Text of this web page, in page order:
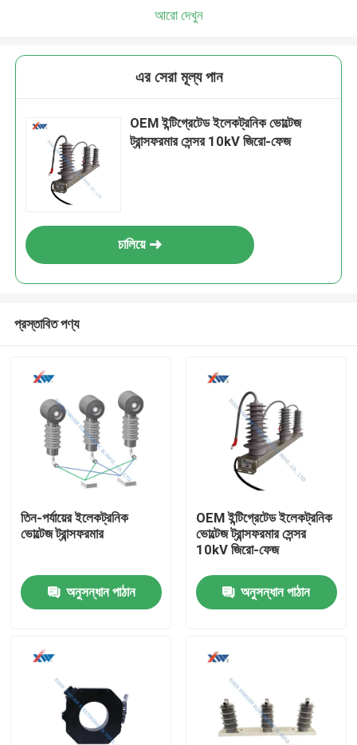
VR প্রদর্শন
আরো দেখুন
এর সেরা মূল্য পান
OEM ইন্টিগ্রেটেড ইলেকট্রনিক ভোল্টেজ
ট্রান্সফরমার সেন্সর 10kV জিরো-ফেজ
চালিয়ে
প্রস্তাবিত পণ্য
তিন-পর্যায়ের ইলেকট্রনিক
ভোল্টেজ ট্রান্সফরমার
অনুসন্ধান পাঠান
OEM ইন্টিগ্রেটেড ইলেকট্রনিক
ভোল্টেজ ট্রান্সফরমার সেন্সর
10kV জিরো-ফেজ
অনুসন্ধান পাঠান